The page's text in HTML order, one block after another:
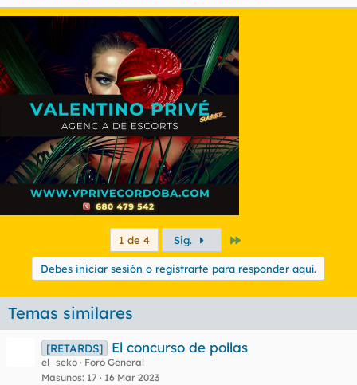
1 de 4 Sig.
Debes iniciar sesión o registrarte para responder aquí.
Temas similares
[RETARDS] El concurso de pollas
el_seko
Foro General
Masunos 17 16 Mar 2023